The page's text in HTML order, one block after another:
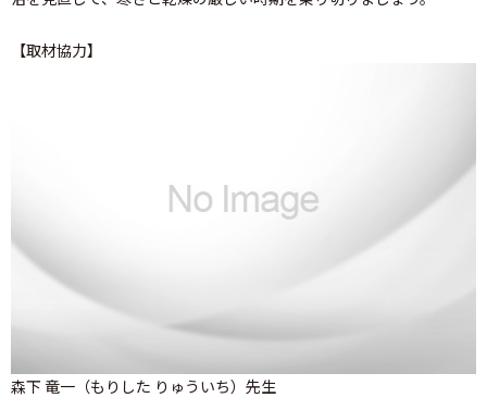
【取材協力】
森下 竜一（もりした りゅういち）先生